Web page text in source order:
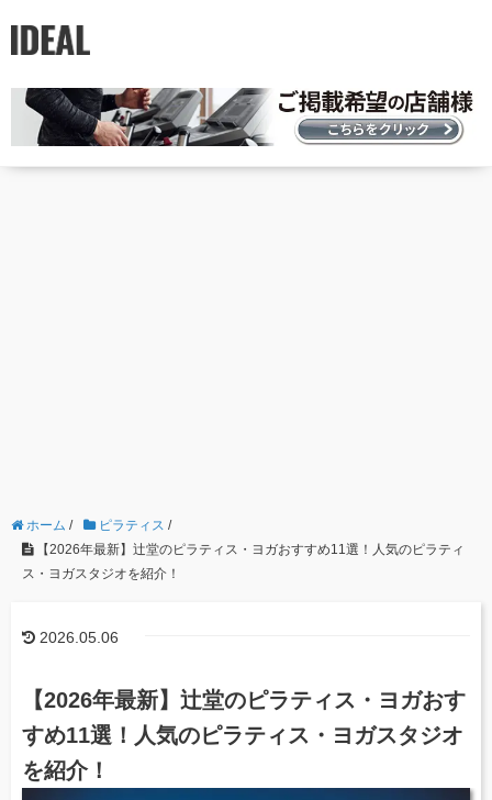
ホーム / ピラティス /
【2026年最新】辻堂のピラティス・ヨガおすすめ11選！人気のピラティ
ス・ヨガスタジオを紹介！
2026.05.06
【2026年最新】辻堂のピラティス・ヨガおす
すめ11選！人気のピラティス・ヨガスタジオ
を紹介！